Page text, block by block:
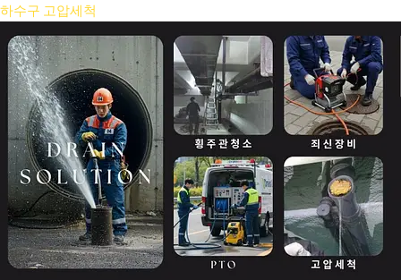
콘
츠
로
너
뛰
기
하수구 고압세척